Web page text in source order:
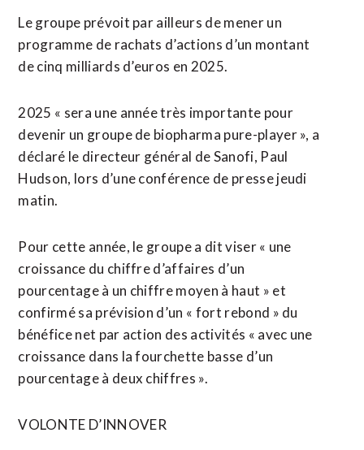
Le groupe prévoit par ailleurs de mener un
programme de rachats d’actions d’un montant
de cinq milliards d’euros en 2025.
2025 « sera une année très importante pour
devenir un groupe de biopharma pure-player », a
déclaré le directeur général de Sanofi, Paul
Hudson, lors d’une conférence de presse jeudi
matin.
Pour cette année, le groupe a dit viser « une
croissance du chiffre d’affaires d’un
pourcentage à un chiffre moyen à haut » et
confirmé sa prévision d’un « fort rebond » du
bénéfice net par action des activités « avec une
croissance dans la fourchette basse d’un
pourcentage à deux chiffres ».
VOLONTE D’INNOVER